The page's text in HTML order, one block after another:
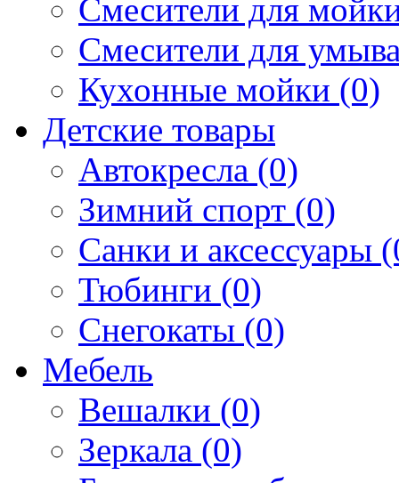
Смесители для
Смесители для
Кухонные мойки (0)
Детские товары
Автокресла (0)
Зимний спорт (0)
Санки и аксессуары
Тюбинги (0)
Снегокаты (0)
Мебель
Вешалки (0)
Зеркала (0)